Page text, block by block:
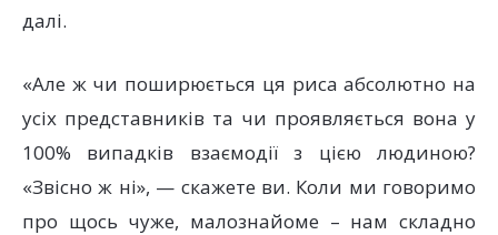
далі.
«Але ж чи поширюється ця риса абсолютно на
усіх представників та чи проявляється вона у
100% випадків взаємодії з цією людиною?
«Звісно ж ні», — скажете ви. Коли ми говоримо
про щось чуже, малознайоме – нам складно